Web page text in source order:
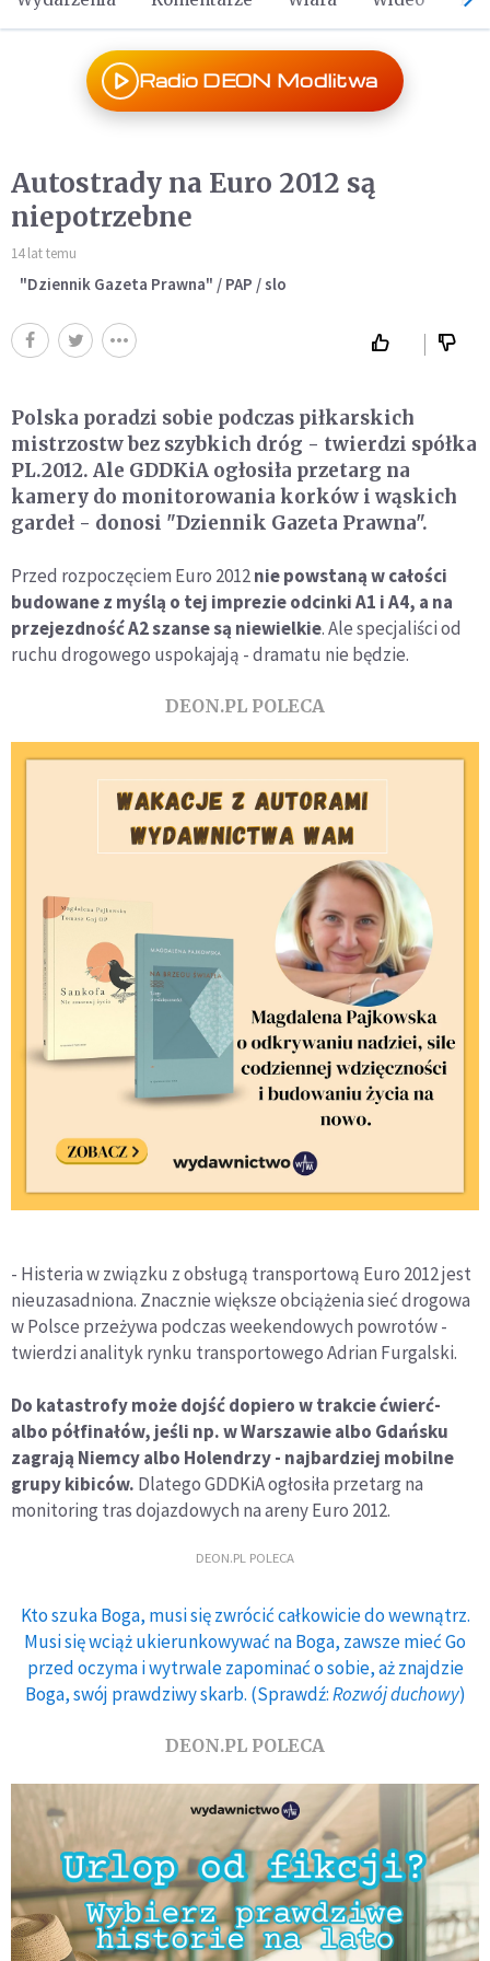
Radio DEON Modlitwa
Autostrady na Euro 2012 są
niepotrzebne
14 lat temu
"Dziennik Gazeta Prawna" / PAP / slo
Polska poradzi sobie podczas piłkarskich
mistrzostw bez szybkich dróg - twierdzi spółka
PL.2012. Ale GDDKiA ogłosiła przetarg na
kamery do monitorowania korków i wąskich
gardeł - donosi "Dziennik Gazeta Prawna".
Przed rozpoczęciem Euro 2012nie powstaną w całości
budowane z myślą o tej imprezie odcinki A1 i A4, a na
przejezdność A2 szanse są niewielkie. Ale specjaliści od
ruchu drogowego uspokajają - dramatu nie będzie.
DEON.PL POLECA
- Histeria w związku z obsługą transportową Euro 2012 jest
nieuzasadniona. Znacznie większe obciążenia sieć drogowa
w Polsce przeżywa podczas weekendowych powrotów -
twierdzi analityk rynku transportowego Adrian Furgalski.
Do katastrofy może dojść dopiero w trakcie ćwierć-
albo półfinałów, jeśli np. w Warszawie albo Gdańsku
zagrają Niemcy albo Holendrzy - najbardziej mobilne
grupy kibiców. Dlatego GDDKiA ogłosiła przetarg na
monitoring tras dojazdowych na areny Euro 2012.
DEON.PL POLECA
Kto szuka Boga, musi się zwrócić całkowicie do wewnątrz.
Musi się wciąż ukierunkowywać na Boga, zawsze mieć Go
przed oczyma i wytrwale zapominać o sobie, aż znajdzie
Boga, swój prawdziwy skarb. (Sprawdź:Rozwój duchowy)
DEON.PL POLECA